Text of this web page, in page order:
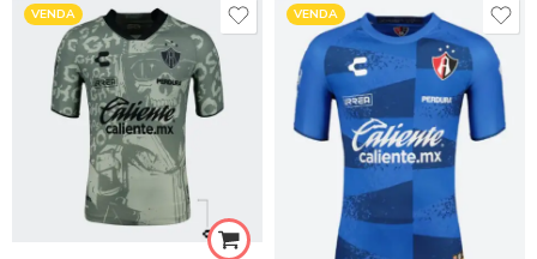
VENDA VENDA